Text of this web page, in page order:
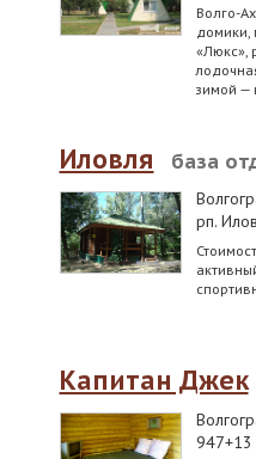
Волго-
домики,
«Люкс»,
зимой —
Иловля база
рп.
Капитан Джек
947+13